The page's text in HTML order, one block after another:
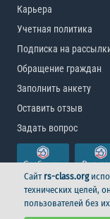
Карьера
Учетная политика
Подписка на
Обращение граждан
Заполнить анкету
Оставить отзыв
Задать вопрос
© Российский морской
Сайт rs-class.org
технических целей,
пользователей без